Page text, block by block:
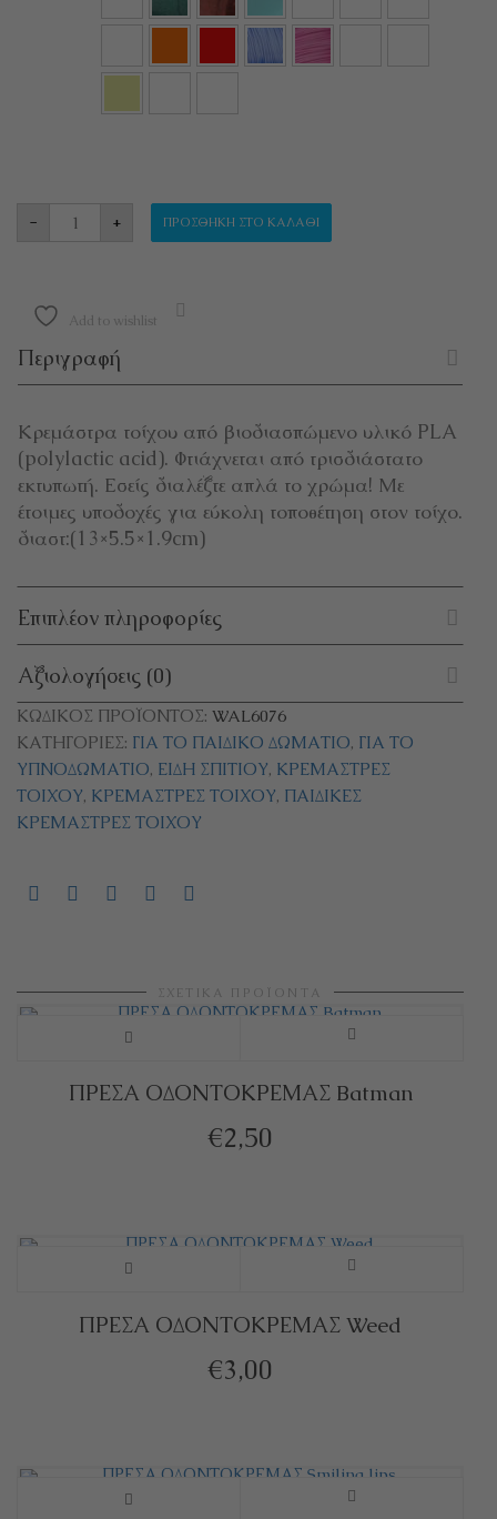
- ΚΡΕΜΑΣΤΡΑ ΤΟΙΧΟΥ "ΚΑΛΗΜΕΡΑ" ποσότητα
+ ΠΡΟΣΘΉΚΗ ΣΤΟ ΚΑΛΆΘΙ
Add to wishlist
Περιγραφή
Κρεμάστρα τοίχου από βιοδιασπώμενο υλικό PLA
(polylactic acid). Φτιάχνεται από τρισδιάστατο
εκτυπωτή. Εσείς διαλέξτε απλά το χρώμα! Με
έτοιμες υποδοχές για εύκολη τοποθέτηση στον τοίχο.
διαστ:(13×5.5×1.9cm)
Επιπλέον πληροφορίες
Αξιολογήσεις (0)
ΚΩΔΙΚΌΣ ΠΡΟΪΌΝΤΟΣ: WAL6076
ΚΑΤΗΓΟΡΊΕΣ: ΓΙΑ ΤΟ ΠΑΙΔΙΚΌ ΔΩΜΆΤΙΟ, ΓΙΑ ΤΟ
ΥΠΝΟΔΩΜΆΤΙΟ, ΕΊΔΗ ΣΠΙΤΙΟΎ, ΚΡΕΜΆΣΤΡΕΣ
ΤΟΊΧΟΥ, ΚΡΕΜΆΣΤΡΕΣ ΤΟΊΧΟΥ, ΠΑΙΔΙΚΈΣ
ΚΡΕΜΆΣΤΡΕΣ ΤΟΊΧΟΥ
ΣΧΕΤΙΚΆ ΠΡΟΪΌΝΤΑ
ΠΡΕΣΑ ΟΔΟΝΤΟΚΡΕΜΑΣ Batman
€2,50
ΠΡΕΣΑ ΟΔΟΝΤΟΚΡΕΜΑΣ Weed
€3,00